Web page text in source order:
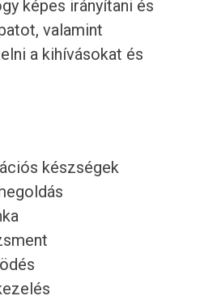
képes irányítani és
valamint
a kihívásokat és
készségek